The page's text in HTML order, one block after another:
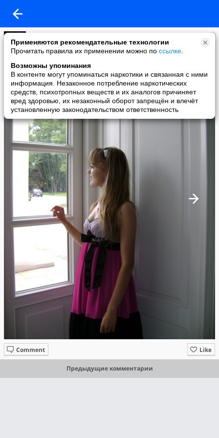
Применяются рекомендательные технологии
Прочитать правила их применении можно по ссылке
Возможны упоминания
В контенте могут упоминаться наркотики и связанная с ними
информация. Незаконное потребление наркотических
средств, психотропных веществ и их аналогов причиняет
вред здоровью, их незаконный оборот запрещён и влечёт
установленную законодательством ответственность
Лена Гончар
added a photo
08 Aug в 21:02
Like
Comment
Предыдущие комментарии